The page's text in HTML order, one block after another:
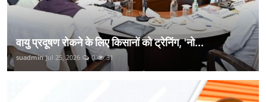
वायु प्रदूषण रोकने के लिए किसानों को ट्रेनिंग, 'नो...
suadmin Jul 25, 2026 0 31